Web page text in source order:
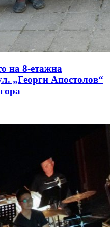
на 8-етажна
„Георги Апостолов“